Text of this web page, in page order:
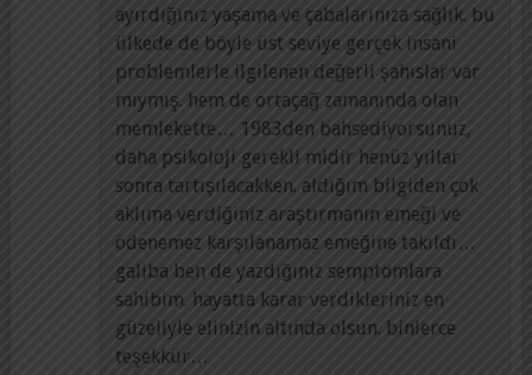
ayırdığınız yaşama ve çabalarınıza sağlık. bu
ülkede de böyle üst seviye gerçek insani
problemlerle ilgilenen değerli şahıslar var
mıymış. hem de ortaçağ zamanında olan
memlekette… 1983den bahsediyorsunuz,
daha psikoloji gerekli midir henüz yıllar
sonra tartışılacakken. aldığım bilgiden çok
aklıma verdiğiniz araştırmanın emeği ve
ödenemez karşılanamaz emeğine takıldı…
galiba ben de yazdığınız semptomlara
sahibim. hayatta karar verdikleriniz en
güzeliyle elinizin altında olsun. binlerce
teşekkür…